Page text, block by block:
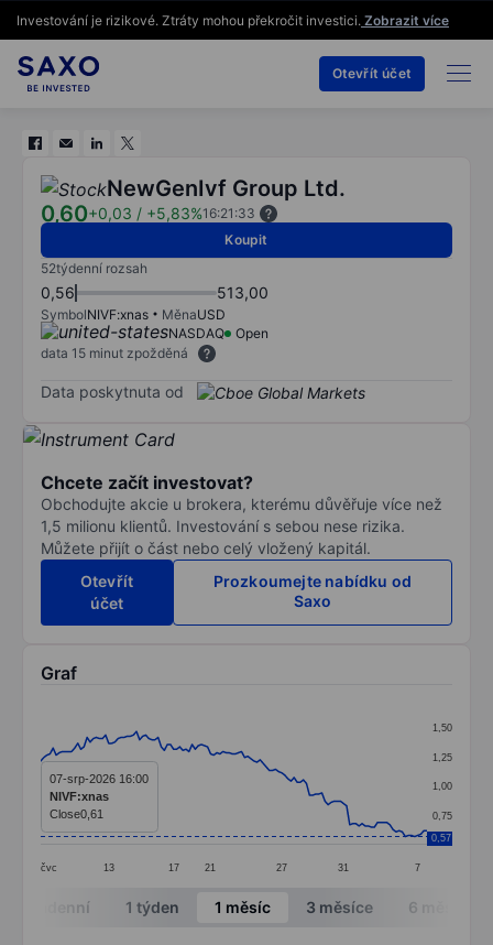
Investování je rizikové. Ztráty mohou překročit investici. Zobrazit více
Otevřít účet
NewGenIvf Group Ltd.
0,60+0,03 / +5,83%16:21:33
Koupit
52týdenní rozsah
0,56 513,00
SymbolNIVF:xnas MěnaUSD
NASDAQ
Open
data 15 minut zpožděná
Data poskytnuta od
Chcete začít investovat?
Obchodujte akcie u brokera, kterému důvěřuje více než
1,5 milionu klientů. Investování s sebou nese rizika.
Můžete přijít o část nebo celý vložený kapitál.
Otevřít
účet
Prozkoumejte nabídku od
Saxo
Graf
Line chart with 126 data points.
The chart has 1 X axis displaying categories.
The chart has 1 Y axis displaying values. Data
čvc 13 17 21 27 31 7
0,75
1,00
1,25
1,50
0,57
07-srp-2026 16:00
NIVF:xnas
Close0,61
End of interactive chart.
Intradenní 1 týden 1 měsíc 3 měsíce 6 měsíců